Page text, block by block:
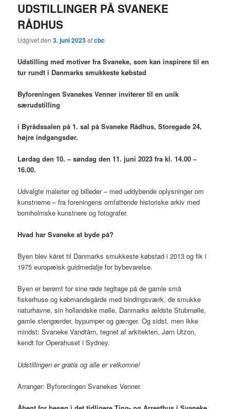
UDSTILLINGER PÅ SVANEKE
RÅDHUS
Udgivet den3. juni 2023afcbc
Udstilling med motiver fra Svaneke, som kan inspirere til en
tur rundt i Danmarks smukkeste købstad
Byforeningen Svanekes Venner inviterer til en unik
særudstilling
i Byrådssalen på 1. sal på Svaneke Rådhus, Storegade 24,
højre indgangsdør.
Lørdag den 10. – søndag den 11. juni 2023 fra kl. 14.00 –
16.00.
Udvalgte malerier og billeder – med uddybende oplysninger om
kunstnerne – fra foreningens omfattende historiske arkiv med
bornholmske kunstnere og fotografer.
Hvad har Svaneke at byde på?
Byen blev kåret til Danmarks smukkeste købstad i 2013 og fik i
1975 europæisk guldmedalje for bybevarelse.
Byen er berømt for sine røde tegltage på de gamle små
fiskerhuse og købmandsgårde med bindingsværk, de smukke
naturhavne, sin hollandske mølle, Danmarks ældste Stubmølle,
gamle stengærder, bypumper og gænger. Og sidst, men ikke
mindst: Svaneke Vandtårn, tegnet af arkitekten, Jørn Utzon,
kendt for Operahuset i Sydney.
Udstillingen er gratis og alle er velkomne!
Arrangør: Byforeningen Svanekes Venner.